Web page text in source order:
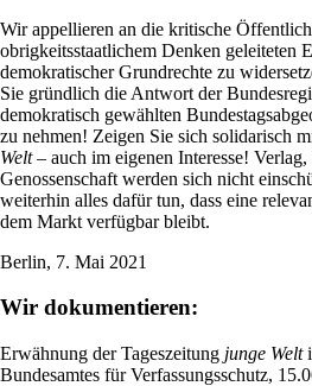
Wir appellieren an die kritische
obrigkeitsstaatlichem Denken geleiteten
demokratischer Grundrechte zu
Sie gründlich die Antwort der
demokratisch gewählten
zu nehmen! Zeigen Sie sich solidarisch
Welt – auch im eigenen Interesse!
Genossenschaft werden sich nicht
weiterhin alles dafür tun, dass eine
dem Markt verfügbar bleibt.
Berlin, 7. Mai 2021
Wir dokumentieren:
Erwähnung der Tageszeitung junge Welt
Bundesamtes für Verfassungsschutz,